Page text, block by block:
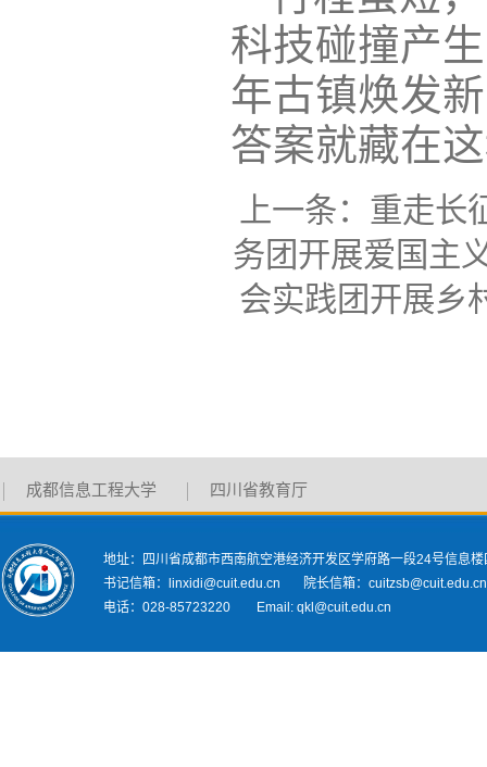
科技碰撞产
年古镇焕发
答案就藏在
上一条： 重走长
务团开展爱国主
会实践团开展乡
成都信息工程大学 四川省教育厅
地址：四川省成都市西南航空港经济开发区学府路一段24号信息楼
书记信箱：linxidi@cuit.edu.cn 院长信箱：cuitzsb@cuit.edu.cn
电话：028-85723220 Email: qkl@cuit.edu.cn